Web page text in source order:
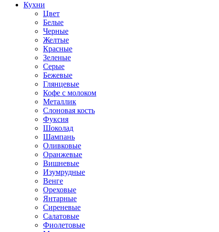
Кухни
Цвет
Белые
Черные
Желтые
Красные
Зеленые
Серые
Бежевые
Глянцевые
Кофе с молоком
Металлик
Слоновая кость
Фуксия
Шоколад
Шампань
Оливковые
Оранжевые
Вишневые
Изумрудные
Венге
Ореховые
Янтарные
Сиреневые
Салатовые
Фиолетовые